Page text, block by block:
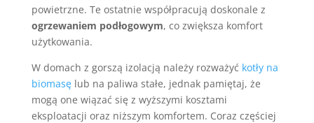
powietrzne. Te ostatnie współpracują doskonale z
ogrzewaniem podłogowym, co zwiększa komfort
użytkowania.
W domach z gorszą izolacją należy rozważyć kotły na
biomasęlub na paliwa stałe, jednak pamiętaj, że
mogą one wiązać się z wyższymi kosztami
eksploatacji oraz niższym komfortem. Coraz częściej